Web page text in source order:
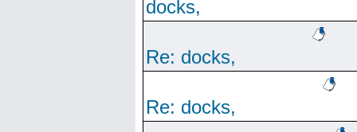
docks,
Re: docks,
Re: docks,